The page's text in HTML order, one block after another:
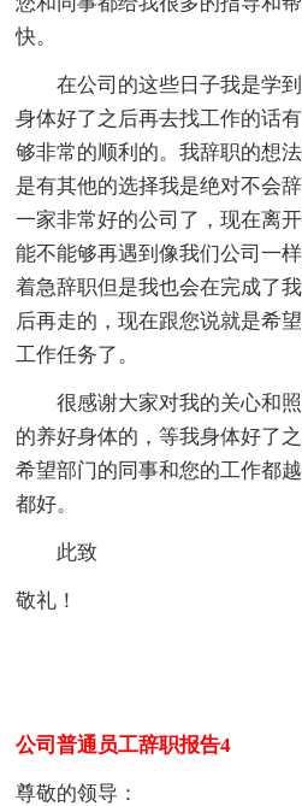
快。
在公司的这些日子我是学到
身体好了之后再去找工作的话
够非常的顺利的。我辞职的想
是有其他的选择我是绝对不会
一家非常好的公司了，现在离
能不能够再遇到像我们公司一
着急辞职但是我也会在完成了
后再走的，现在跟您说就是希
工作任务了。
很感谢大家对我的关心和照
的养好身体的，等我身体好了
希望部门的同事和您的工作都
都好。
此致
敬礼！
公司普通员工辞职报告4
尊敬的领导：